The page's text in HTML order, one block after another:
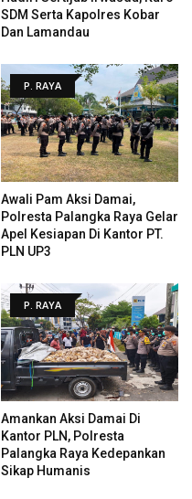
SDM Serta Kapolres Kobar
Dan Lamandau
P. RAYA
Awali Pam Aksi Damai,
Polresta Palangka Raya Gelar
Apel Kesiapan Di Kantor PT.
PLN UP3
P. RAYA
Amankan Aksi Damai Di
Kantor PLN, Polresta
Palangka Raya Kedepankan
Sikap Humanis